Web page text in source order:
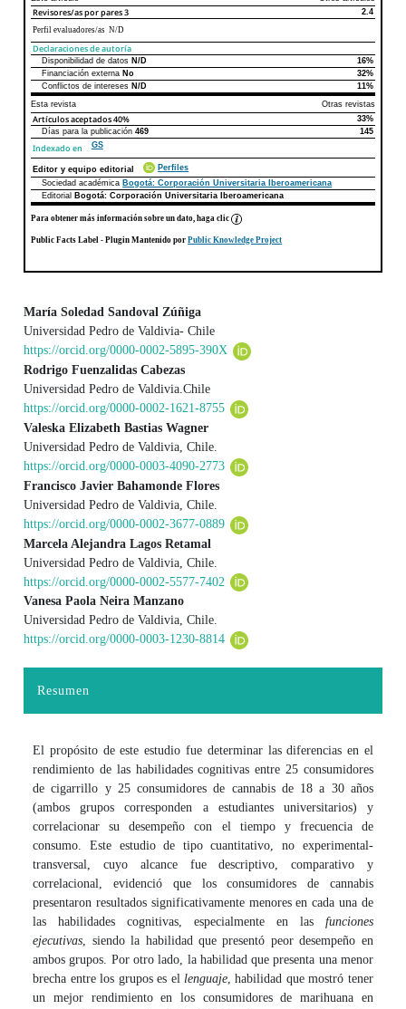
Revisores/as por pares3
2.4
Perfil evaluadores/as N/D
Declaraciones de autoría
Declaraciones de autoríaEste artículo
Disponibilidad de datos N/D
16%
Financiación externa No
32%
Conflictos de intereses N/D
11%
Esta revista
Otras revistas
Artículos aceptados40%
33%
Días para la publicación469 145
Indexado en GS
Editor y equipo editorial
Perfiles
Sociedad académica Bogotá: Corporación Universitaria Iberoamericana
Editorial
Bogotá: Corporación Universitaria Iberoamericana
Para obtener más información sobre un dato, haga clic
Public Facts Label - Plugin Mantenido porPublic Knowledge Project
Contenido principal del artículo
María Soledad Sandoval Zúñiga
Universidad Pedro de Valdivia- Chile
https://orcid.org/0000-0002-5895-390X
Rodrigo Fuenzalidas Cabezas
Universidad Pedro de Valdivia.Chile
https://orcid.org/0000-0002-1621-8755
Valeska Elizabeth Bastias Wagner
Universidad Pedro de Valdivia, Chile.
https://orcid.org/0000-0003-4090-2773
Francisco Javier Bahamonde Flores
Universidad Pedro de Valdivia, Chile.
https://orcid.org/0000-0002-3677-0889
Marcela Alejandra Lagos Retamal
Universidad Pedro de Valdivia, Chile.
https://orcid.org/0000-0002-5577-7402
Vanesa Paola Neira Manzano
Universidad Pedro de Valdivia, Chile.
https://orcid.org/0000-0003-1230-8814
Resumen
El propósito de este estudio fue determinar las diferencias en el
rendimiento de las habilidades cognitivas entre 25 consumidores
de cigarrillo y 25 consumidores de cannabis de 18 a 30 años
(ambos grupos corresponden a estudiantes universitarios) y
correlacionar su desempeño con el tiempo y frecuencia de
consumo. Este estudio de tipo cuantitativo, no experimental-
transversal, cuyo alcance fue descriptivo, comparativo y
correlacional, evidenció que los consumidores de cannabis
presentaron resultados significativamente menores en cada una de
las habilidades cognitivas, especialmente en las funciones
ejecutivas, siendo la habilidad que presentó peor desempeño en
ambos grupos. Por otro lado, la habilidad que presenta una menor
brecha entre los grupos es el lenguaje, habilidad que mostró tener
un mejor rendimiento en los consumidores de marihuana en